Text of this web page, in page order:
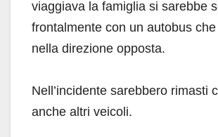
viaggiava la famiglia si sarebbe
frontalmente con un autobus
nella direzione opposta.
Nell’incidente sarebbero rimasti
anche altri veicoli.